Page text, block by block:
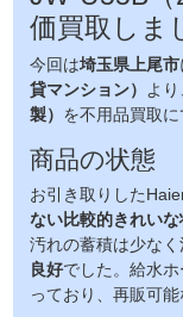
価買取しま
今回は埼玉県上尾市
貸マンション） より
製） を不用品買取に
商品の状態
お引き取りした
ない比較的きれいな
汚れの蓄積は少なく
良好でした。給水
っており、再販可